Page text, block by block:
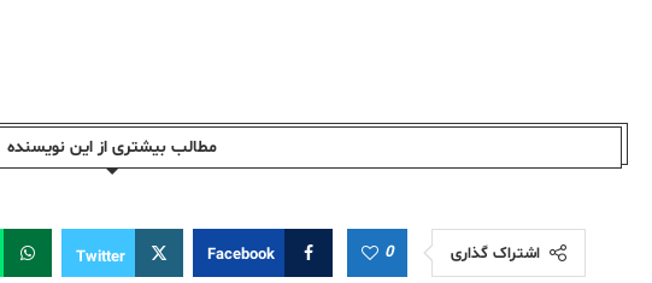
مطالب بیشتری از این نویسندە
اشتراک گذاری 0
Facebook
Twitter